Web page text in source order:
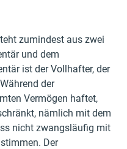
zumindest aus zwei
und dem
ist der Vollhafter, der
der
Vermögen haftet,
nämlich mit dem
nicht zwangsläufig mit
Der